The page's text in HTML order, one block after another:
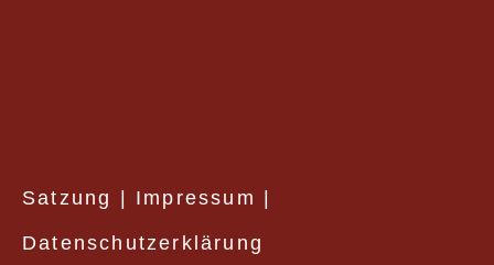
Satzung | Impressum |
Datenschutzerklärung